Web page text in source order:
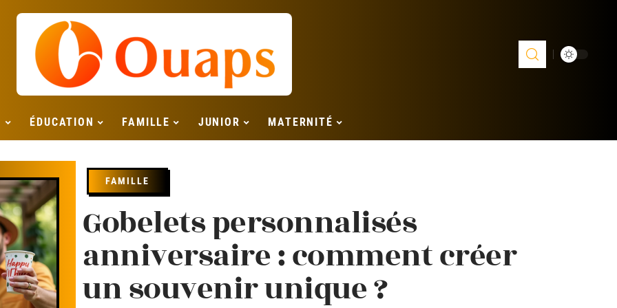
ÉDUCATION FAMILLE JUNIOR MATERNITÉ
FAMILLE
Gobelets personnalisés
anniversaire : comment créer
un souvenir unique ?